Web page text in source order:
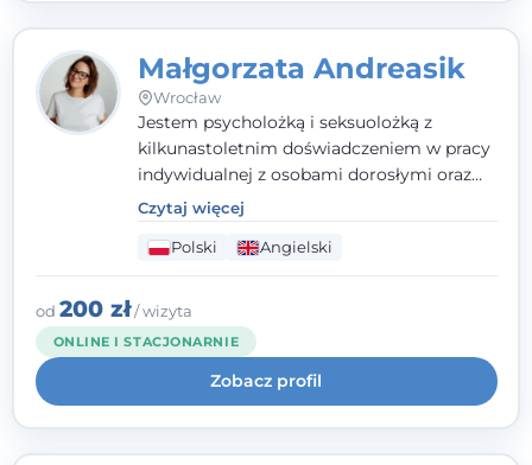
Małgorzata Andreasik
Wrocław
Jestem psycholożką i seksuolożką z
kilkunastoletnim doświadczeniem w pracy
indywidualnej z osobami dorosłymi oraz
parami. Specjalizuję się w obszarze zdrowia
seksualnego, żałoby, kryzysów życiowych i
wypalenia zawodowego. Pracuję w języku
polskim i angielskim, w podejściu
humanistycznym, opartym na
partnerstwie i podmiotowości klienta.
Czytaj więcej
Polski Angielski
od 200 zł/ wizyta
ONLINE I STACJONARNIE
Zobacz profil